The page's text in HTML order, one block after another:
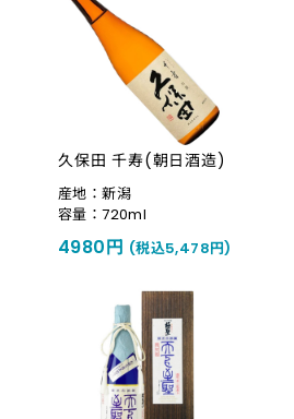
久保田 千寿(朝日酒造)
産地：新潟
容量：720ml
4980円 (税込5,478円)